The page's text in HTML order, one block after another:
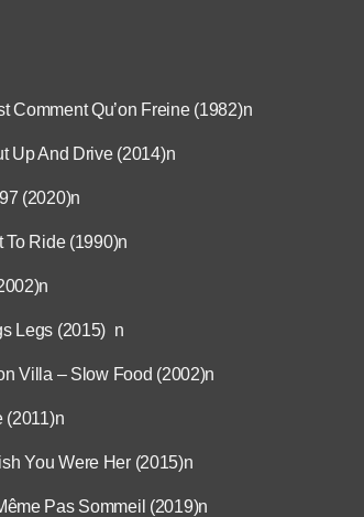
Comment Qu’on Freine (1982)n
Up And Drive (2014)n
(2020)n
To Ride (1990)n
Legs (2015) n
Villa – Slow Food (2002)n
(2011)n
You Were Her (2015)n
Pas Sommeil (2019)n